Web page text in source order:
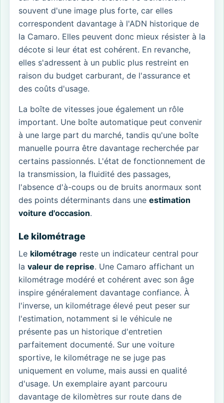
souvent d'une image plus forte, car elles
correspondent davantage à l'ADN historique de
la Camaro. Elles peuvent donc mieux résister à la
décote si leur état est cohérent. En revanche,
elles s'adressent à un public plus restreint en
raison du budget carburant, de l'assurance et
des coûts d'usage.
La boîte de vitesses joue également un rôle
important. Une boîte automatique peut convenir
à une large part du marché, tandis qu'une boîte
manuelle pourra être davantage recherchée par
certains passionnés. L'état de fonctionnement de
la transmission, la fluidité des passages,
l'absence d'à-coups ou de bruits anormaux sont
des points déterminants dans une estimation
voiture d'occasion.
Le kilométrage
Le kilométrage reste un indicateur central pour
la valeur de reprise. Une Camaro affichant un
kilométrage modéré et cohérent avec son âge
inspire généralement davantage confiance. À
l'inverse, un kilométrage élevé peut peser sur
l'estimation, notamment si le véhicule ne
présente pas un historique d'entretien
parfaitement documenté. Sur une voiture
sportive, le kilométrage ne se juge pas
uniquement en volume, mais aussi en qualité
d'usage. Un exemplaire ayant parcouru
davantage de kilomètres sur route dans de